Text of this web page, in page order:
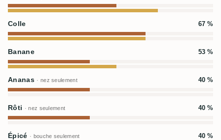
Colle 67 %
Banane 53 %
Ananas · nez seulement 40 %
Rôti · nez seulement 40 %
Épicé · bouche seulement 40 %